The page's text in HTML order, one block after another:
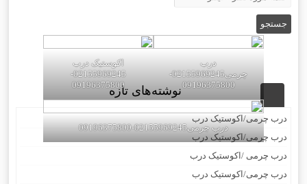
درب
چرمی02155969245-
09196375800
اکوستیک درب
02155969245-
09196375800
درب چرمی02155969245-09196375800
نوشته‌های تازه
درب چرمی/اکوستیک درب
درب چرمی/اکوستیک درب
درب چرمی /اکوستیک درب
درب چرمی/اکوستیک درب